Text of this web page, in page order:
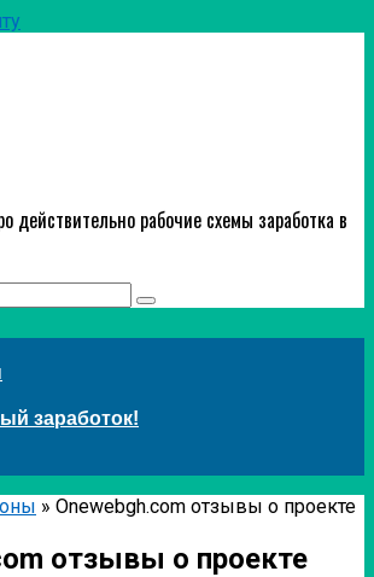
действительно рабочие схемы заработка в
заработок!
» Onewebgh.com отзывы о проекте
отзывы о проекте